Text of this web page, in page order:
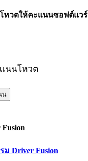
โหวตให้คะแนนซอฟต์แวร์
นนโหวต
น
Driver Fusion